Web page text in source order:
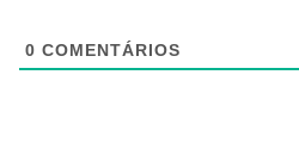
0 COMENTÁRIOS